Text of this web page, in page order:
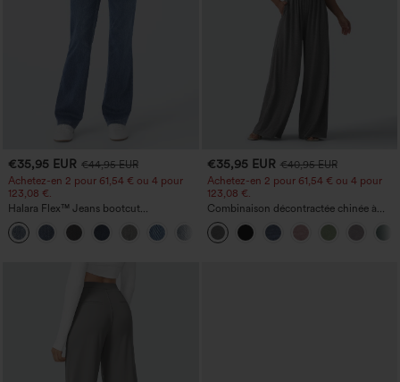
€35,95 EUR €44,95 EUR
Achetez-en 2 pour 61,54 € ou 4 pour
123,08 €.
Halara Flex™ Jeans bootcut
décontractés taille haute, effet délavé,
avec poches
+5
€35,95 EUR €40,95 EUR
Achetez-en 2 pour 61,54 € ou 4 pour
123,08 €.
Combinaison décontractée chinée à
bretelles réglables, fronces et jambes
larges, avec poches — facile comme
tout